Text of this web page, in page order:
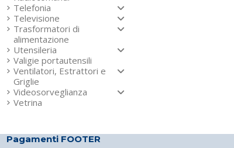
Telefonia
Televisione
Trasformatori di
alimentazione
Utensileria
Valigie portautensili
Ventilatori, Estrattori e
Griglie
Videosorveglianza
Vetrina
Pagamenti FOOTER